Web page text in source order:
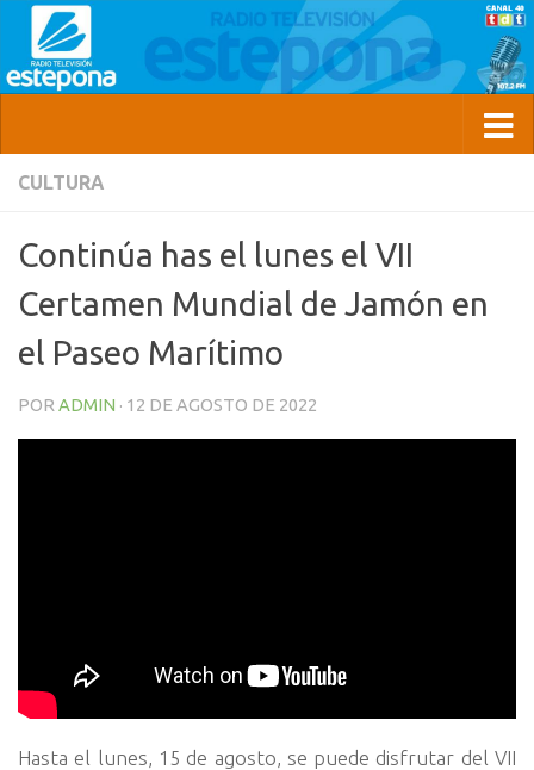
CULTURA
Continúa has el lunes el VII
Certamen Mundial de Jamón en
el Paseo Marítimo
POR ADMIN · 12 DE AGOSTO DE 2022
Hasta el lunes, 15 de agosto, se puede disfrutar del VII